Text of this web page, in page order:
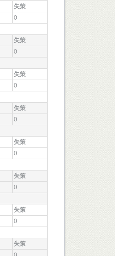
失策
0
失策
0
失策
0
失策
0
失策
0
失策
0
失策
0
失策